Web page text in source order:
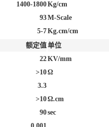
1400-1800Kg/cm
93M-Scale
5-7Kg.cm/cm
额定值单位
22KV/mm
>10Ω
3.3
>10Ω.cm
90sec